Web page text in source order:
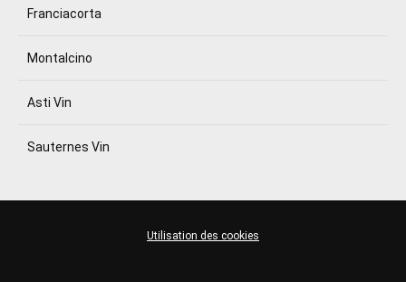
Franciacorta
Montalcino
Asti Vin
Sauternes Vin
Utilisation des cookies